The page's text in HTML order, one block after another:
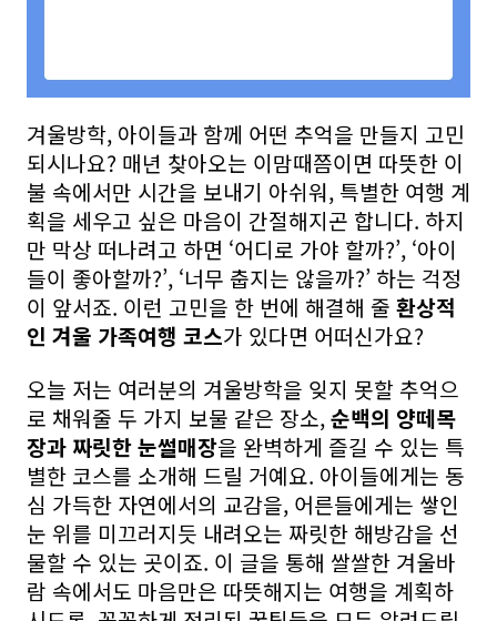
겨울방학, 아이들과 함께 어떤 추억을 만들지 고민
되시나요? 매년 찾아오는 이맘때쯤이면 따뜻한 이
불 속에서만 시간을 보내기 아쉬워, 특별한 여행 계
획을 세우고 싶은 마음이 간절해지곤 합니다. 하지
만 막상 떠나려고 하면 ‘어디로 가야 할까?’, ‘아이
들이 좋아할까?’, ‘너무 춥지는 않을까?’ 하는 걱정
이 앞서죠. 이런 고민을 한 번에 해결해 줄 환상적
인 겨울 가족여행 코스가 있다면 어떠신가요?
오늘 저는 여러분의 겨울방학을 잊지 못할 추억으
로 채워줄 두 가지 보물 같은 장소,순백의 양떼목
장과 짜릿한 눈썰매장을 완벽하게 즐길 수 있는 특
별한 코스를 소개해 드릴 거예요. 아이들에게는 동
심 가득한 자연에서의 교감을, 어른들에게는 쌓인
눈 위를 미끄러지듯 내려오는 짜릿한 해방감을 선
물할 수 있는 곳이죠. 이 글을 통해 쌀쌀한 겨울바
람 속에서도 마음만은 따뜻해지는 여행을 계획하